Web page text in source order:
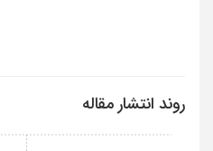
روند انتشار مقاله